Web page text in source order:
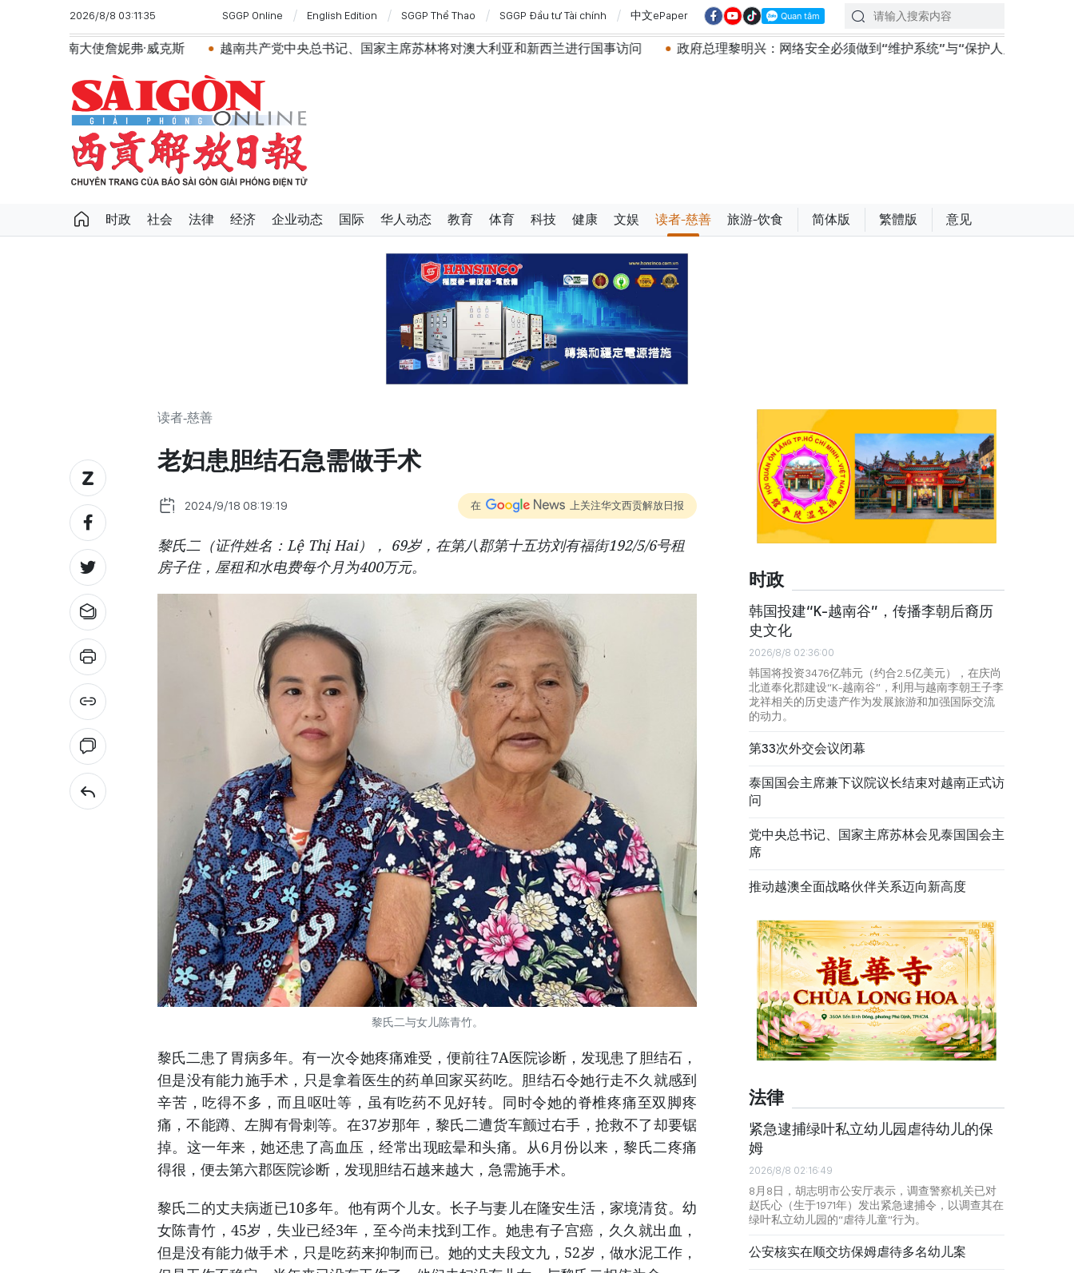
2026/8/8 03:11:35 SGGP Online English Edition SGGP Thể Thao SGGP Đầu tư Tài chính 中文ePaper
詹妮弗·威克斯 越南共产党中央总书记、国家主席苏林将对澳大利亚和新西兰进行国事访问 政府总理黎明兴：网络安全必须做到“维护系统”与“保护人员”紧密结合
时政 社会 法律 经济 企业动态 国际 华人动态 教育 体育 科技 健康 文娱 读者-慈善 旅游-饮食 简体版 繁體版 意见
读者-慈善
老妇患胆结石急需做手术
2024/9/18 08:19:19 在 上关注华文西贡解放日报
黎氏二（证件姓名：Lệ Thị Hai）， 69岁，在第八郡第十五坊刘有福街192/5/6号租
房子住，屋租和水电费每个月为400万元。
黎氏二与女儿陈青竹。
黎氏二患了胃病多年。有一次令她疼痛难受，便前往7A医院诊断，发现患了胆结石，
但是没有能力施手术，只是拿着医生的药单回家买药吃。胆结石令她行走不久就感到
辛苦，吃得不多，而且呕吐等，虽有吃药不见好转。同时令她的脊椎疼痛至双脚疼
痛，不能蹲、左脚有骨刺等。在37岁那年，黎氏二遭货车颤过右手，抢救不了却要锯
掉。这一年来，她还患了高血压，经常出现眩晕和头痛。从6月份以来，黎氏二疼痛
得很，便去第六郡医院诊断，发现胆结石越来越大，急需施手术。
黎氏二的丈夫病逝已10多年。他有两个儿女。长子与妻儿在隆安生活，家境清贫。幼
女陈青竹，45岁，失业已经3年，至今尚未找到工作。她患有子宫癌，久久就出血，
但是没有能力做手术，只是吃药来抑制而已。她的丈夫段文九，52岁，做水泥工作，
时政
韩国投建“K-越南谷”，传播李朝后裔历
史文化
2026/8/8 02:36:00
韩国将投资3476亿韩元（约合2.5亿美元），在庆尚
北道奉化郡建设“K-越南谷”，利用与越南李朝王子李
龙祥相关的历史遗产作为发展旅游和加强国际交流
的动力。
第33次外交会议闭幕
泰国国会主席兼下议院议长结束对越南正式访
问
党中央总书记、国家主席苏林会见泰国国会主
席
推动越澳全面战略伙伴关系迈向新高度
法律
紧急逮捕绿叶私立幼儿园虐待幼儿的保
姆
2026/8/8 02:16:49
8月8日，胡志明市公安厅表示，调查警察机关已对
赵氏心（生于1971年）发出紧急逮捕令，以调查其在
绿叶私立幼儿园的“虐待儿童”行为。
公安核实在顺交坊保姆虐待多名幼儿案